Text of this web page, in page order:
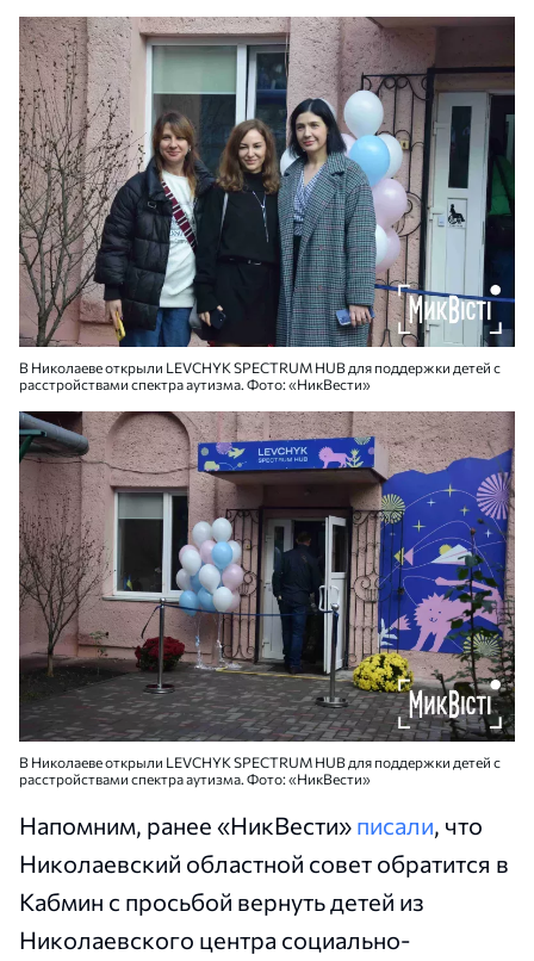
В Николаеве открыли LEVCHYK SPECTRUM HUB для поддержки детей с
расстройствами спектра аутизма. Фото: «НикВести»
В Николаеве открыли LEVCHYK SPECTRUM HUB для поддержки детей с
расстройствами спектра аутизма. Фото: «НикВести»
Напомним, ранее «НикВести» писали, что
Николаевский областной совет обратится в
Кабмин с просьбой вернуть детей из
Николаевского центра социально-